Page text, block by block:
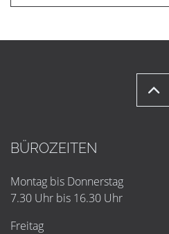
BÜROZEITEN
Montag bis Donnerstag
7.30 Uhr bis 16.30 Uhr
Freitag